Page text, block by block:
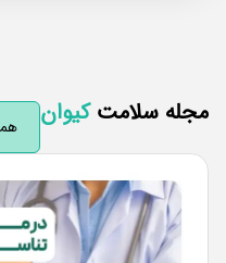
سلامتکیوان همه